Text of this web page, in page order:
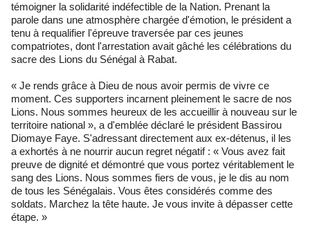
témoigner la solidarité indéfectible de la Nation. Prenant la
parole dans une atmosphère chargée d'émotion, le président a
tenu à requalifier l'épreuve traversée par ces jeunes
compatriotes, dont l'arrestation avait gâché les célébrations du
sacre des Lions du Sénégal à Rabat.
« Je rends grâce à Dieu de nous avoir permis de vivre ce
moment. Ces supporters incarnent pleinement le sacre de nos
Lions. Nous sommes heureux de les accueillir à nouveau sur le
territoire national », a d'emblée déclaré le président Bassirou
Diomaye Faye. S'adressant directement aux ex-détenus, il les
a exhortés à ne nourrir aucun regret négatif : « Vous avez fait
preuve de dignité et démontré que vous portez véritablement le
sang des Lions. Nous sommes fiers de vous, je le dis au nom
de tous les Sénégalais. Vous êtes considérés comme des
soldats. Marchez la tête haute. Je vous invite à dépasser cette
étape. »